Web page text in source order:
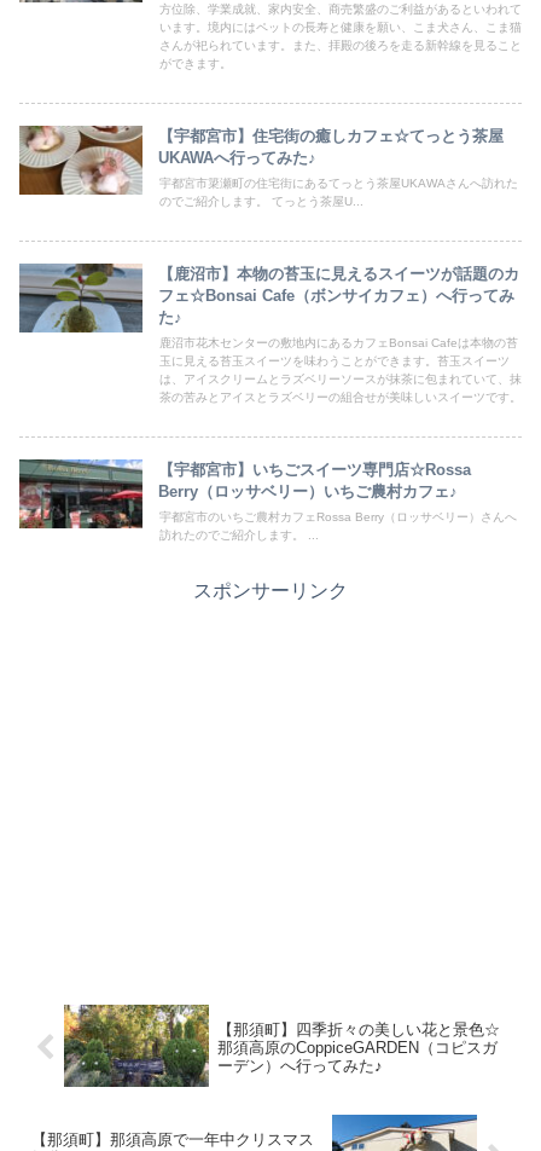
方位除、学業成就、家内安全、商売繁盛のご利益があるといわれて
います。境内にはペットの長寿と健康を願い、こま犬さん、こま猫
さんが祀られています。また、拝殿の後ろを走る新幹線を見ること
ができます。
【宇都宮市】住宅街の癒しカフェ☆てっとう茶屋
UKAWAへ行ってみた♪
宇都宮市簗瀬町の住宅街にあるてっとう茶屋UKAWAさんへ訪れた
のでご紹介します。 てっとう茶屋U...
【鹿沼市】本物の苔玉に見えるスイーツが話題のカ
フェ☆Bonsai Cafe（ボンサイカフェ）へ行ってみ
た♪
鹿沼市花木センターの敷地内にあるカフェBonsai Cafeは本物の苔
玉に見える苔玉スイーツを味わうことができます。苔玉スイーツ
は、アイスクリームとラズベリーソースが抹茶に包まれていて、抹
茶の苦みとアイスとラズベリーの組合せが美味しいスイーツです。
【宇都宮市】いちごスイーツ専門店☆Rossa
Berry（ロッサベリー）いちご農村カフェ♪
宇都宮市のいちご農村カフェRossa Berry（ロッサベリー）さんへ
訪れたのでご紹介します。 ...
スポンサーリンク
【那須町】四季折々の美しい花と景色☆
那須高原のCoppiceGARDEN（コピスガ
ーデン）へ行ってみた♪
【那須町】那須高原で一年中クリスマス